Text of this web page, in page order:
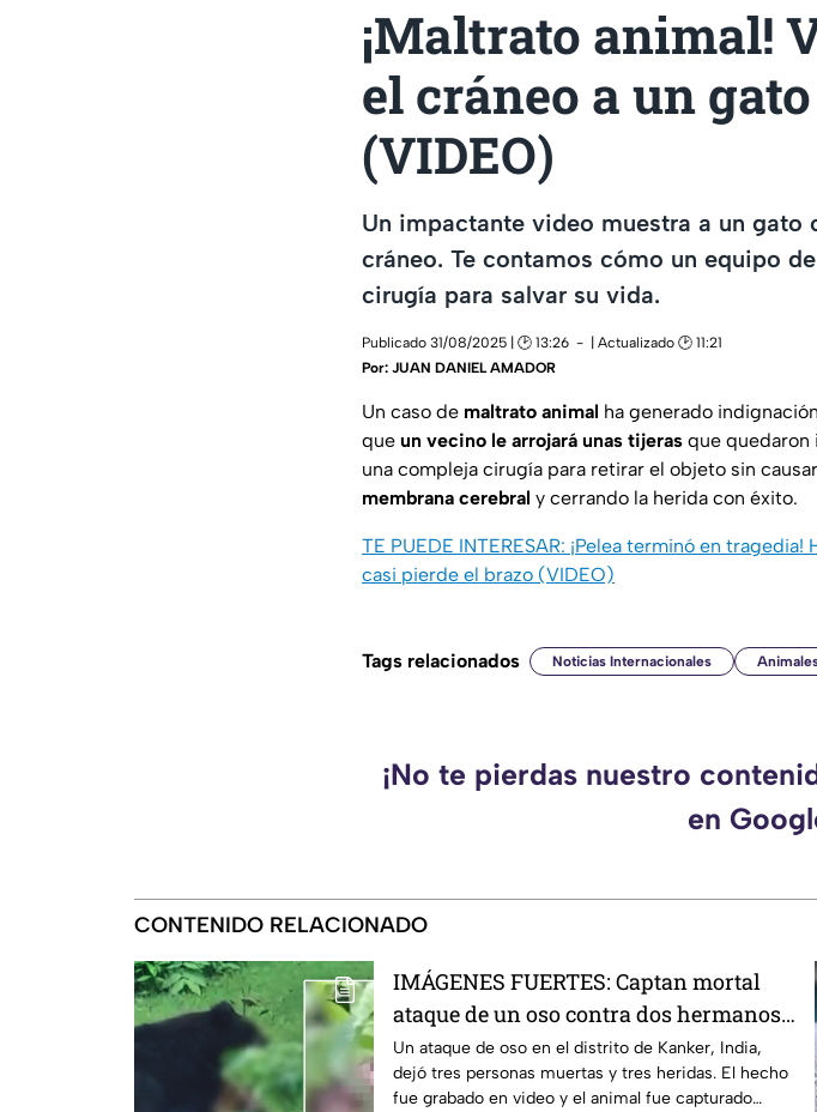
¡Maltrato animal!
el cráneo a un
(VIDEO)
Un impactante video muestra a un gato
cráneo. Te contamos cómo un equipo
cirugía para salvar su vida.
Publicado 31/08/2025 | 🕑 13:26
| Actualizado 🕑 11:21
Por: JUAN DANIEL AMADOR
Un caso de maltrato animal ha generado
que un vecino le arrojará unas tijeras que quedaron
una compleja cirugía para retirar el objeto sin
membrana cerebral y cerrando la herida con éxito.
TE PUEDE INTERESAR: ¡Pelea terminó en
casi pierde el brazo (VIDEO)
Tags relacionados Noticias Internacionales
¡No te pierdas nuestro
en
CONTENIDO RELACIONADO
IMÁGENES FUERTES: Captan mortal
ataque de un oso contra dos hermanos
en India
Un ataque de oso en el distrito de Kanker, India,
dejó tres personas muertas y tres heridas. El hecho
fue grabado en video y el animal fue capturado